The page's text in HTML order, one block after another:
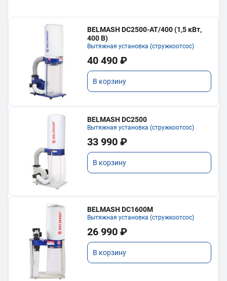
BELMASH DC2500-AT/400 (1,5 кВт,
400 В)
Вытяжная установка (стружкоотсос)
40 490 ₽
В корзину
BELMASH DC2500
Вытяжная установка (стружкоотсос)
33 990 ₽
В корзину
BELMASH DC1600M
Вытяжная установка (стружкоотсос)
26 990 ₽
В корзину